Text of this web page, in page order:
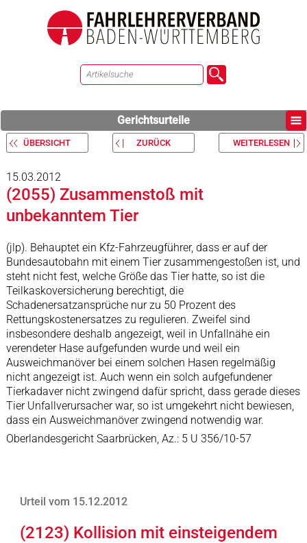
Gerichtsurteile
ÜBERSICHT ZURÜCK WEITERLESEN
15.03.2012
(2055) Zusammenstoß mit
unbekanntem Tier
(jlp). Behauptet ein Kfz-Fahrzeugführer, dass er auf der
Bundesautobahn mit einem Tier zusammengestoßen ist, und
steht nicht fest, welche Größe das Tier hatte, so ist die
Teilkaskoversicherung berechtigt, die
Schadenersatzansprüche nur zu 50 Prozent des
Rettungskostenersatzes zu regulieren. Zweifel sind
insbesondere deshalb angezeigt, weil in Unfallnähe ein
verendeter Hase aufgefunden wurde und weil ein
Ausweichmanöver bei einem solchen Hasen regelmäßig
nicht angezeigt ist. Auch wenn ein solch aufgefundener
Tierkadaver nicht zwingend dafür spricht, dass gerade dieses
Tier Unfallverursacher war, so ist umgekehrt nicht bewiesen,
dass ein Ausweichmanöver zwingend notwendig war.
Oberlandesgericht Saarbrücken, Az.: 5 U 356/10-57
Urteil vom 15.12.2012
(2123) Kollision mit einsteigendem